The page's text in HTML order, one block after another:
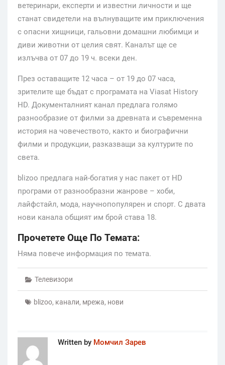
ветеринари, експерти и известни личности и ще
станат свидетели на вълнуващите им приключения
с опасни хищници, гальовни домашни любимци и
диви животни от целия свят. Каналът ще се
излъчва от 07 до 19 ч. всеки ден.
През оставащите 12 часа – от 19 до 07 часа,
зрителите ще бъдат с програмата на Viasat History
HD. Документалният канал предлага голямо
разнообразие от филми за древната и съвременна
история на човечеството, както и биографични
филми и продукции, разказващи за културите по
света.
blizoo предлага най-богатия у нас пакет от HD
програми от разнообразни жанрове – хоби,
лайфстайл, мода, научнопопулярен и спорт. С двата
нови канала общият им брой става 18.
Прочетете Още По Темата:
Няма повече информация по темата.
Телевизори
blizoo, канали, мрежа, нови
Written by Момчил Зарев